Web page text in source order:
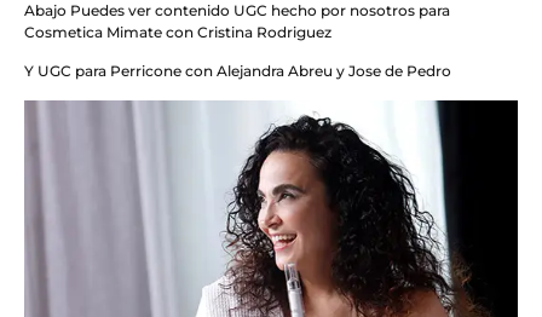
Abajo Puedes ver contenido UGC hecho por nosotros para
Cosmetica Mimate con Cristina Rodriguez
Y UGC para Perricone con Alejandra Abreu y Jose de Pedro